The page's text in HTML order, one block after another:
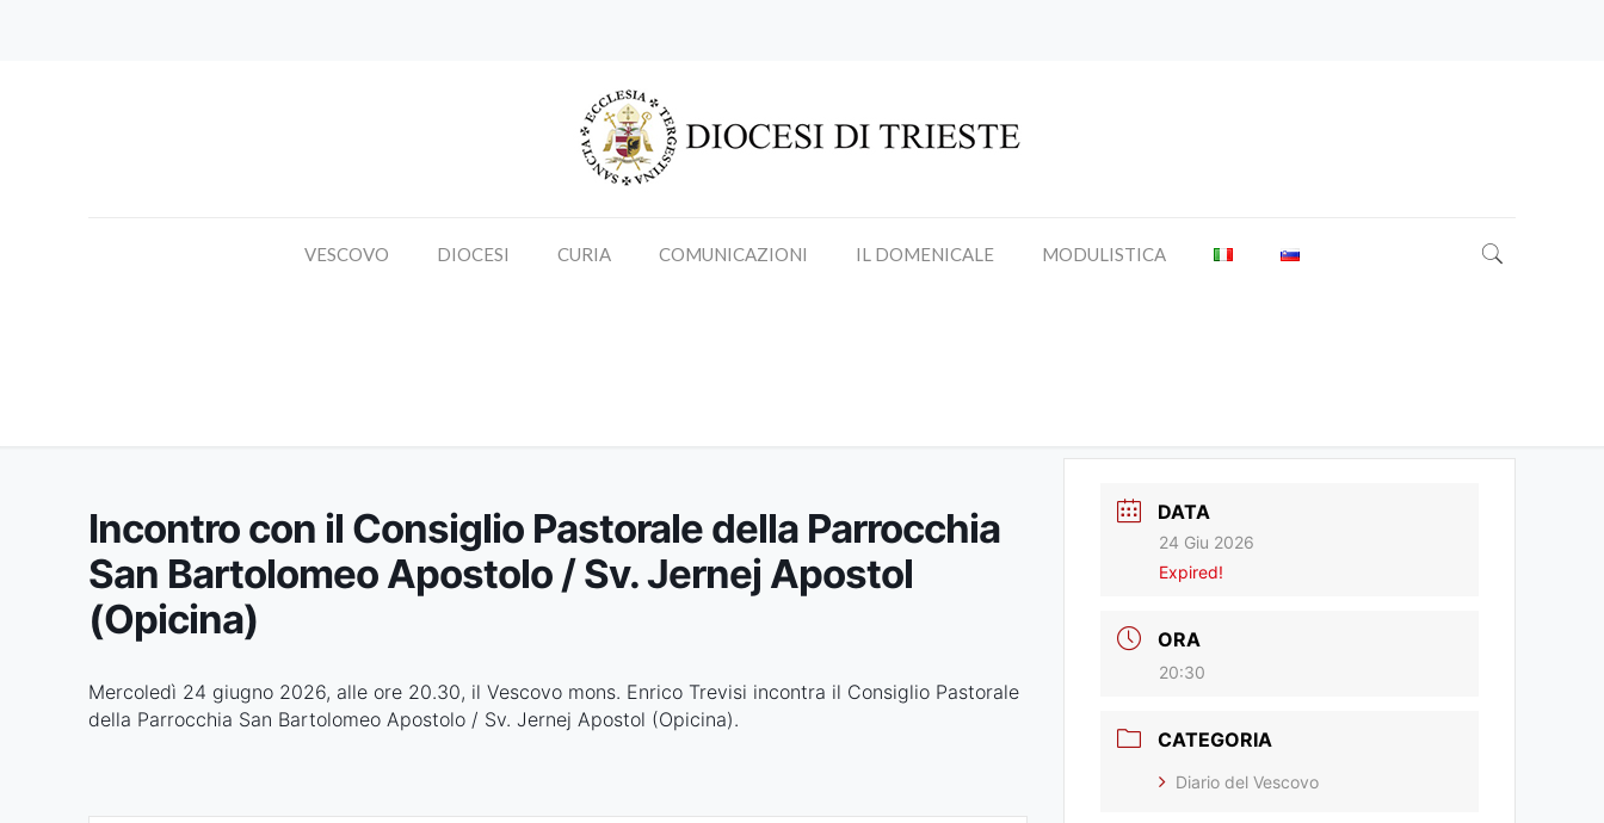
VESCOVO DIOCESI CURIA COMUNICAZIONI IL DOMENICALE MODULISTICA
Incontro con il Consiglio Pastorale della Parrocchia
San Bartolomeo Apostolo / Sv. Jernej Apostol
(Opicina)
Mercoledì 24 giugno 2026, alle ore 20.30, il Vescovo mons. Enrico Trevisi incontra il Consiglio Pastorale
della Parrocchia San Bartolomeo Apostolo / Sv. Jernej Apostol (Opicina).
DATA
24 Giu 2026
Expired!
ORA
20:30
CATEGORIA
Diario del Vescovo